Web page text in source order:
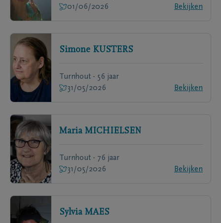
01/06/2026
Bekijken
Simone KUSTERS
Turnhout - 56 jaar
31/05/2026
Bekijken
Maria MICHIELSEN
Turnhout - 76 jaar
31/05/2026
Bekijken
Sylvia MAES